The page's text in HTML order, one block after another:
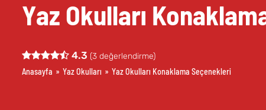
Yaz Okulları
4.3 (3 değerlendirme)
Anasayfa » Yaz Okulları » Yaz Okulları Konaklama Seçenekleri